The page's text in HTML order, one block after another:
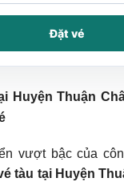
Đặt vé
Huyện Thuận
vượt bậc của
tàu tại Huyện